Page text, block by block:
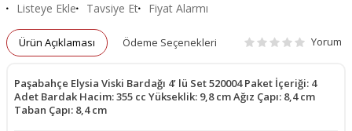
Listeye Ekle Tavsiye Et Fiyat Alarmı
Ürün Açıklaması Ödeme Seçenekleri Yorum
Paşabahçe Elysia Viski Bardağı 4’ lü Set 520004 Paket İçeriği: 4
Adet Bardak Hacim: 355 cc Yükseklik: 9,8 cm Ağız Çapı: 8,4 cm
Taban Çapı: 8,4 cm